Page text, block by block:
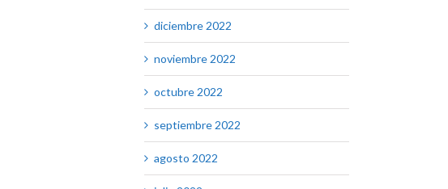
diciembre 2022
noviembre 2022
octubre 2022
septiembre 2022
agosto 2022